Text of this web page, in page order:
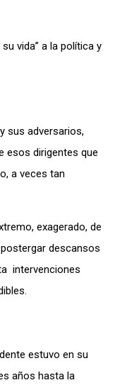
vida” a la política y
sus adversarios,
esos dirigentes que
a veces tan
exagerado, de
descansos
intervenciones
estuvo en su
años hasta la